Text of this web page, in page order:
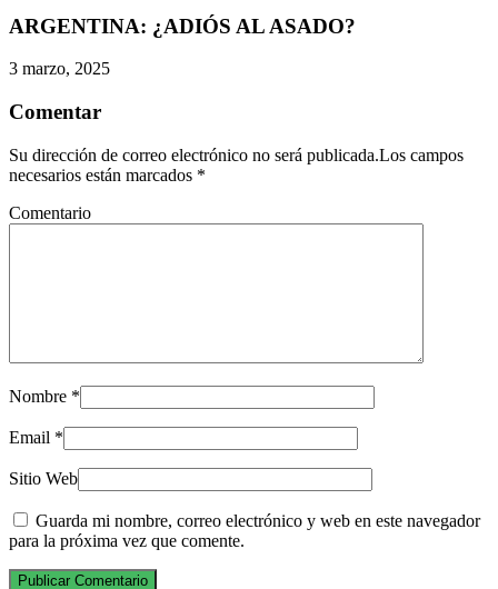
ARGENTINA: ¿ADIÓS AL ASADO?
3 marzo, 2025
Comentar
Su dirección de correo electrónico no será publicada.Los campos
necesarios están marcados *
Comentario
Nombre *
Email *
Sitio Web
Guarda mi nombre, correo electrónico y web en este navegador
para la próxima vez que comente.